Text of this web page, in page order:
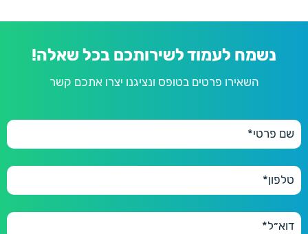
נשמח לעמוד לשירותכם בכל שאלה!
השאירו פרטים בטופס ונציגנו יצרו אתכם קשר